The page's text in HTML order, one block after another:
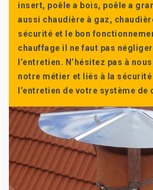
insert, poêle a bois, poêle a
aussi chaudière à gaz,
sécurité et le bon
chauffage il ne faut pas
l’entretien. N’hésitez pas à
notre métier et liés à la
l’entretien de votre système de